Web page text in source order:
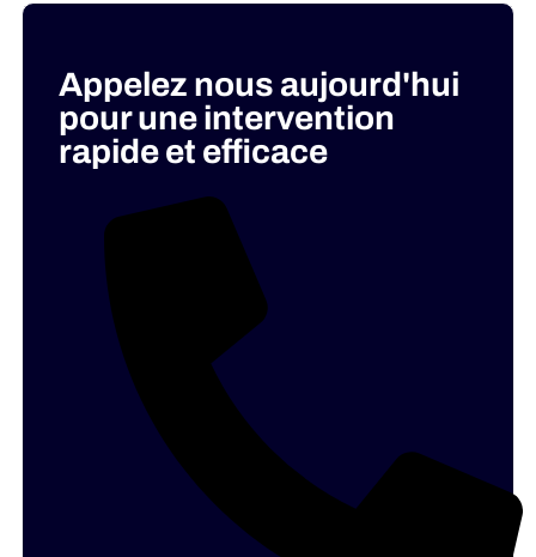
Appelez nous aujourd'hui
pour une intervention
rapide et efficace